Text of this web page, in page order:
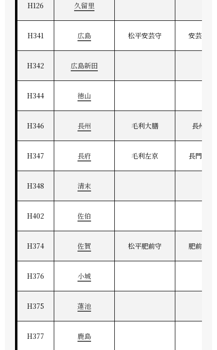
H126 久留里
H341 広島 松平安芸守 安芸広島
H342 広島新田
H344 徳山
H346 長州 毛利大膳 長州萩
H347 長府 毛利左京 長門府中
H348 清末
H402 佐伯
H374 佐賀 松平肥前守 肥前佐賀
H376 小城
H375 蓮池
H377 鹿島